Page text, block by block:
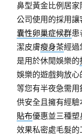
鼻型黃金比例居
公司使用的採用
囊性卵巢症候群患
潔皮膚瘦身茶經過
是用於休閒娛樂的
娛樂的遊戲夠放
等您有半夜急需用
供安全且擁有經
貼布優惠並三種
效果私密處毛髮